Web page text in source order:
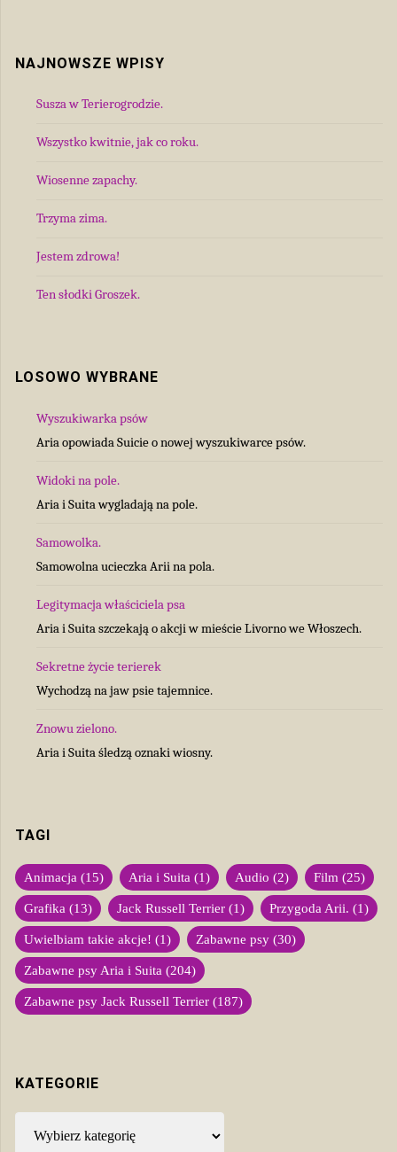
NAJNOWSZE WPISY
Susza w Terierogrodzie.
Wszystko kwitnie, jak co roku.
Wiosenne zapachy.
Trzyma zima.
Jestem zdrowa!
Ten słodki Groszek.
LOSOWO WYBRANE
Wyszukiwarka psów
Aria opowiada Suicie o nowej wyszukiwarce psów.
Widoki na pole.
Aria i Suita wygladają na pole.
Samowolka.
Samowolna ucieczka Arii na pola.
Legitymacja właściciela psa
Aria i Suita szczekają o akcji w mieście Livorno we Włoszech.
Sekretne życie terierek
Wychodzą na jaw psie tajemnice.
Znowu zielono.
Aria i Suita śledzą oznaki wiosny.
TAGI
Animacja (15) Aria i Suita (1) Audio (2) Film (25)
Grafika (13) Jack Russell Terrier (1) Przygoda Arii. (1)
Uwielbiam takie akcje! (1) Zabawne psy (30)
Zabawne psy Aria i Suita (204)
Zabawne psy Jack Russell Terrier (187)
KATEGORIE